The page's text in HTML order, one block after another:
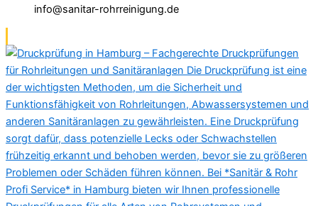
info@sanitar-rohrreinigung.de